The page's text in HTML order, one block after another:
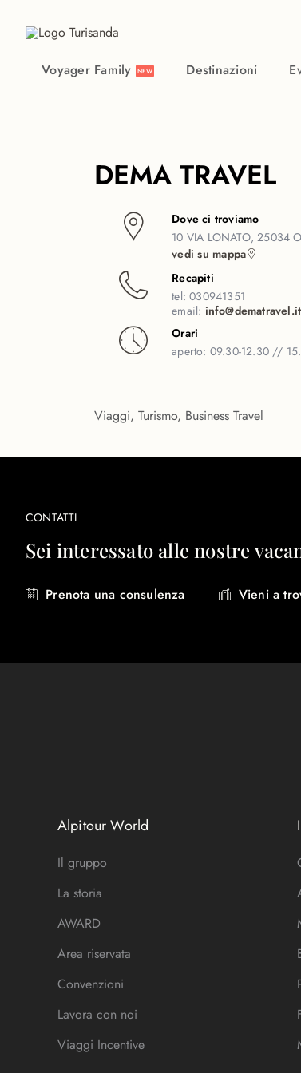
Voyager Family NEW Destinazioni
DEMA TRAVEL
Dove ci troviamo
10 VIA LONATO, 25034
vedi su mappa
Recapiti
tel:030941351
email: info@dematravel.it
Orari
aperto: 09.30-12.30 //
Viaggi, Turismo, Business Travel
CONTATTI
Sei interessato alle nostre
Prenota una consulenza Vieni a
Alpitour World
Il gruppo
La storia
AWARD
Area riservata
Convenzioni
Lavora con noi
Viaggi Incentive